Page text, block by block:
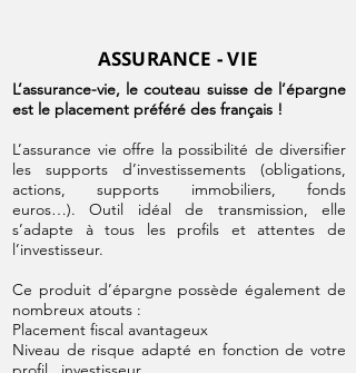
ASSURANCE - VIE
L’assurance-vie, le couteau suisse de l’épargne
est le placement préféré des français !
L’assurance vie offre la possibilité de diversifier
les supports d’investissements (obligations,
actions, supports immobiliers, fonds
euros…). Outil idéal de transmission, elle
s’adapte à tous les profils et attentes de
l’investisseur.
Ce produit d’épargne possède également de
nombreux atouts :
Placement fiscal avantageux
Niveau de risque adapté en fonction de votre